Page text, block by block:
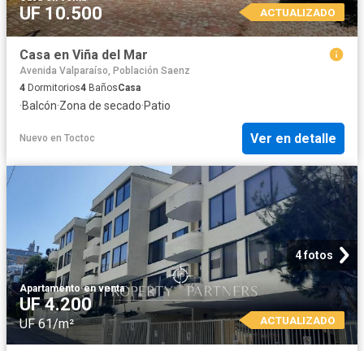
UF 10.500 ACTUALIZADO
Casa en Viña del Mar
Avenida Valparaíso, Población Saenz
4 Dormitorios4 BañosCasa
·Balcón·Zona de secado·Patio
Nuevo en Toctoc Ver en detalle
4 fotos
Apartamento·en venta
UF 4.200
UF 61/m² ACTUALIZADO